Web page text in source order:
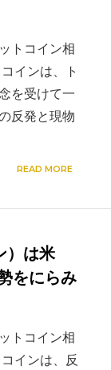
トコイン相
インは、ト
を受けて一
反発と現物
READ MORE
）は米
をにらみ
トコイン相
インは、反